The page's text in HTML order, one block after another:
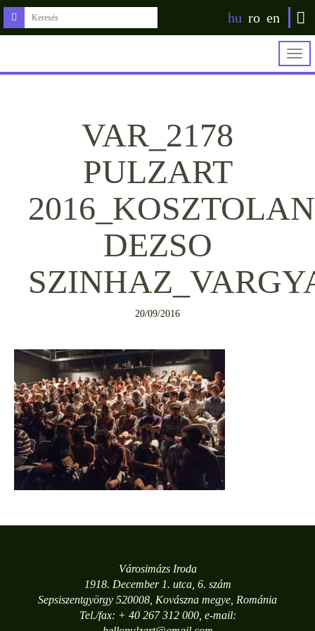
hu ro en
VAR_2178
PULZART
DEZSO
20/09/2016
Városimázs Iroda
1918. December 1. utca, 6. szám
Sepsiszentgyörgy 520008, Kovászna megye, Románia
Tel./fax: + 40 267 312 000, e-mail: